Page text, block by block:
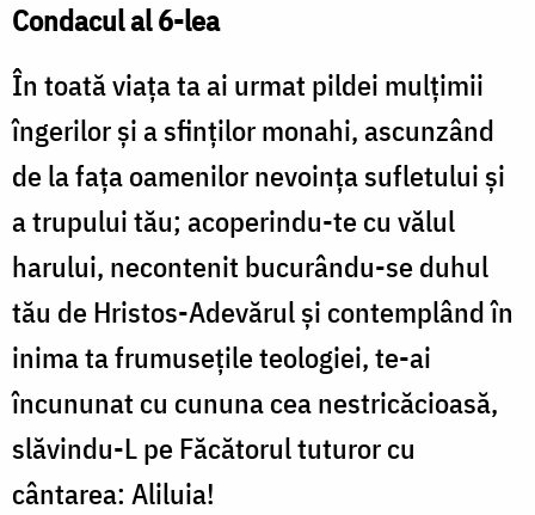
Condacul al 6-lea
În toată viaţa ta ai urmat pildei mulţimii
îngerilor şi a sfinţilor monahi, ascunzând
de la faţa oamenilor nevoinţa sufletului şi
a trupului tău; acoperindu-te cu vălul
harului, necontenit bucurându-se duhul
tău de Hristos-Adevărul şi contemplând în
inima ta frumuseţile teologiei, te-ai
încununat cu cununa cea nestricăcioasă,
slăvindu-L pe Făcătorul tuturor cu
cântarea: Aliluia!